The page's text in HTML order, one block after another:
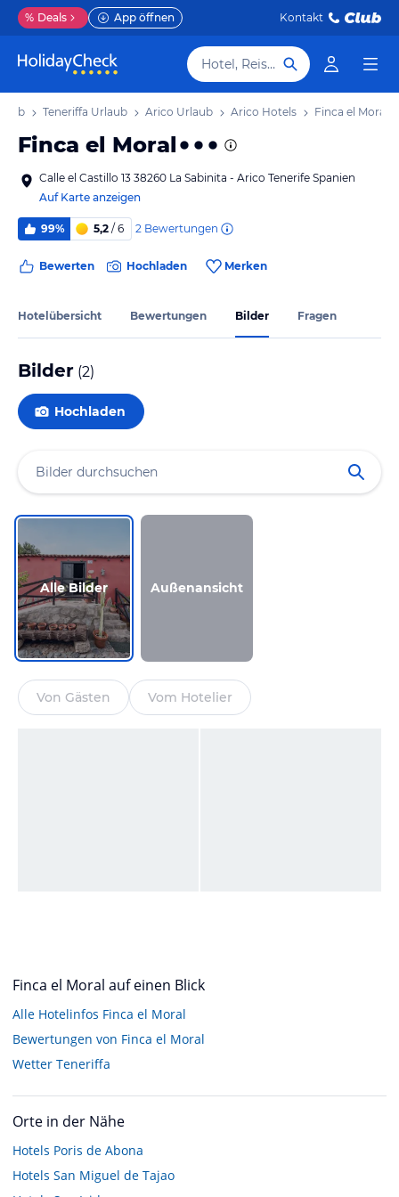
% Deals App öffnen Kontakt
Hotel, Reiseziel
Teneriffa Urlaub Arico Urlaub Arico Hotels Finca el Moral
Finca el Moral
Calle el Castillo 13 38260 La Sabinita - Arico Tenerife Spanien
Auf Karte anzeigen
99% 5,2 / 6 2 Bewertungen
Bewerten Hochladen Merken
Hotelübersicht Bewertungen Bilder Fragen
Bilder (2)
Hochladen
Alle Bilder Außenansicht
Von Gästen Vom Hotelier
Finca el Moral auf einen Blick
Alle Hotelinfos Finca el Moral
Bewertungen von Finca el Moral
Wetter Teneriffa
Orte in der Nähe
Hotels Poris de Abona
Hotels San Miguel de Tajao